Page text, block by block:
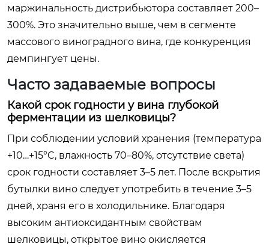
маржинальность дистрибьютора составляет 200–
300%. Это значительно выше, чем в сегменте
массового виноградного вина, где конкуренция
демпингует цены.
Часто задаваемые вопросы
Какой срок годности у вина глубокой
ферментации из шелковицы?
При соблюдении условий хранения (температура
+10…+15°C, влажность 70–80%, отсутствие света)
срок годности составляет 3–5 лет. После вскрытия
бутылки вино следует употребить в течение 3–5
дней, храня его в холодильнике. Благодаря
высоким антиоксидантным свойствам
шелковицы, открытое вино окисляется